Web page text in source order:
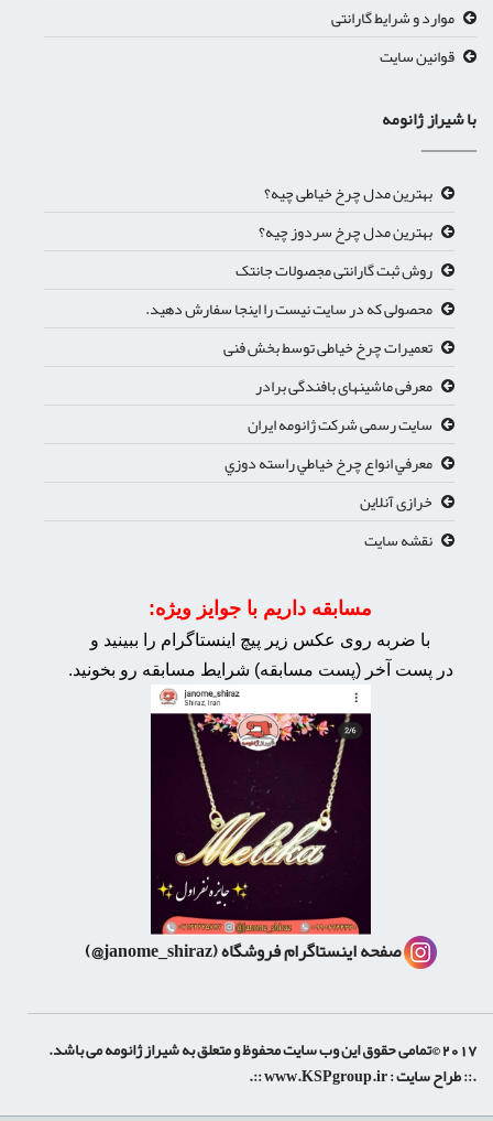
موارد و شرایط گارانتی
قوانین سایت
با شیراز ژانومه
بهترین مدل چرخ خیاطی چیه؟
بهترین مدل چرخ سردوز چیه؟
روش ثبت گارانتی مجصولات جانتک
محصولی که در سایت نیست را اینجا سفارش دهید.
تعمیرات چرخ خیاطی توسط بخش فنی
معرفی ماشینهای بافندگی برادر
سایت رسمی شرکت ژانومه ایران
معرفي انواع چرخ خياطي راسته دوزي
خرازی آنلاین
نقشه سایت
مسابقه داریم با جوایز ویژه:
با ضربه روی عکس زیر پیچ اینستاگرام را ببینید و
در پست آخر (پست مسابقه) شرایط مسابقه رو بخونید.
صفحه اینستاگرام فروشگاه(janome_shiraz@)
2017 ©تمامی حقوق این وب سایت محفوظ و متعلق به شیراز ژانومه می باشد.
.:: طراح سایت :www.KSPgroup.ir
::.